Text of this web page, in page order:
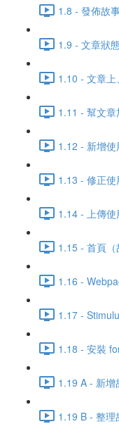
1.8 - 發佈故
1.9 - 文章狀
1.10 - 文章
1.11 - 幫文
1.12 - 新增
1.13 - 修正
1.14 - 上傳
1.15 - 首頁
1.16 -
1.17 -
1.18 - 安裝
1.19 A - 新
1.19 B - 整